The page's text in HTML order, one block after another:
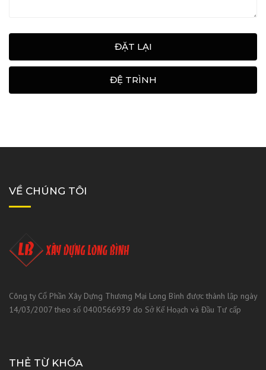
ĐẶT LẠI
ĐỆ TRÌNH
VỀ CHÚNG TÔI
Công ty Cổ Phần Xây Dựng Thương Mại Long Bình được thành lập ngày
14/03/2007 theo số 0400566939 do Sở Kế Hoạch và Đầu Tư cấp
THẺ TỪ KHÓA